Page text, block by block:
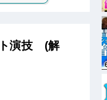
演技 (解